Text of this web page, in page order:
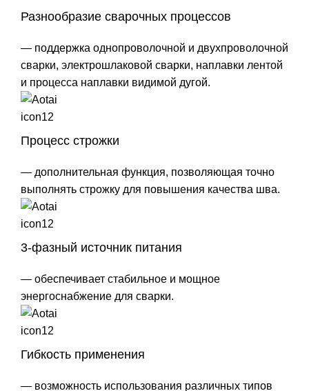
Разнообразие сварочных процессов
— поддержка однопроволочной и двухпроволочной
сварки, электрошлаковой сварки, наплавки лентой
и процесса наплавки видимой дугой.
Процесс строжки
— дополнительная функция, позволяющая точно
выполнять строжку для повышения качества шва.
3-фазный источник питания
— обеспечивает стабильное и мощное
энергоснабжение для сварки.
Гибкость применения
— возможность использования различных типов